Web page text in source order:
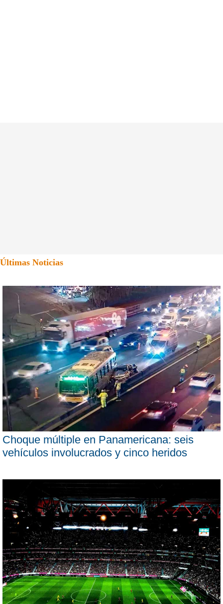
Últimas Noticias
Choque múltiple en Panamericana: seis
vehículos involucrados y cinco heridos